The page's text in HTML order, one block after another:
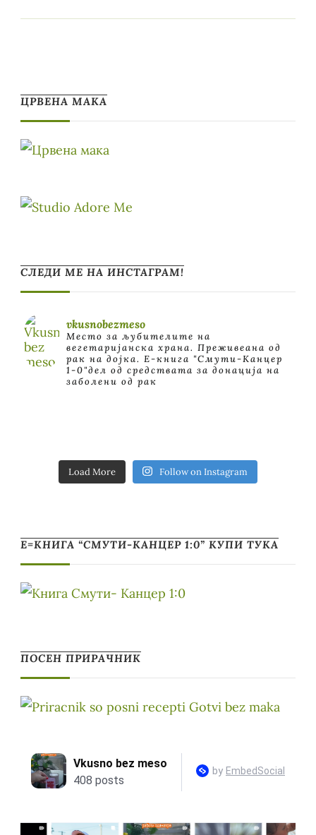
ЦРВЕНА МАКА
СЛЕДИ МЕ НА ИНСТАГРАМ!
vkusnobezmeso
Место за љубителите на
вегетаријанска храна. Преживеана од
рак на дојка. E-книга "Смути-Канцер
1-0"дел од средствата за донација на
заболени од рак
Load More Follow on Instagram
Е=КНИГА “СМУТИ-КАНЦЕР 1:0” КУПИ ТУКА
ПОСЕН ПРИРАЧНИК